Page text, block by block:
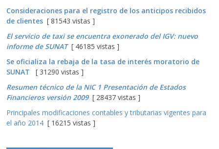
Consideraciones para el registro de los anticipos recibidos
de clientes [ 81543 vistas ]
El servicio de taxi se encuentra exonerado del IGV: nuevo
informe de SUNAT[ 46185 vistas ]
Se oficializa la rebaja de la tasa de interés moratorio de
SUNAT
[ 31290 vistas ]
Resumen técnico de la NIC 1 Presentación de Estados
Financieros versión 2009[ 28437 vistas ]
Principales modificaciones contables y tributarias vigentes para
el año 2014 [ 16215 vistas ]